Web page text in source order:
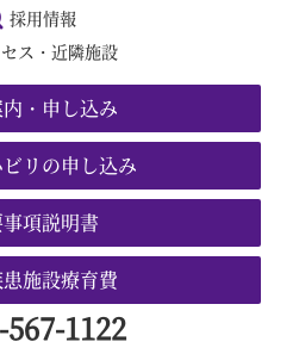
採用情報
ス・近隣施設
・申し込み
リの申し込み
項説明書
施設療育費
567-1122